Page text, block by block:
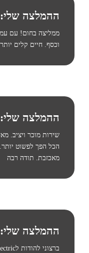
ההמלצה שלי:
ממליצה בחום! עם
וכסף. חיים קלים יותר
ההמלצה שלי:
שירות מוכר ויציב.
הכל הפך לפשוט
מאכזבת. תודה רבה
ההמלצה שלי: